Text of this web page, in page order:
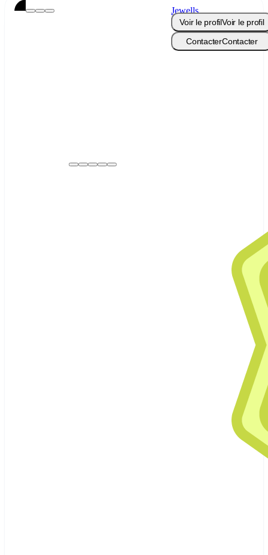
Jewells
Passion
Voir le profilVoir le profil
ContacterContacter